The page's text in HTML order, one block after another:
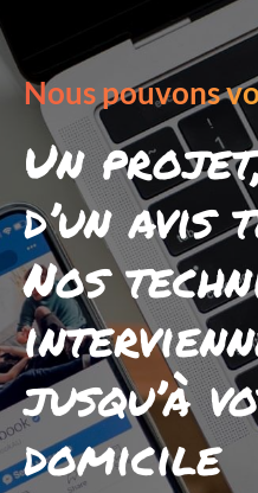
Nous pouvons
Un
d’un avis
Nos
jusqu’à
domicile